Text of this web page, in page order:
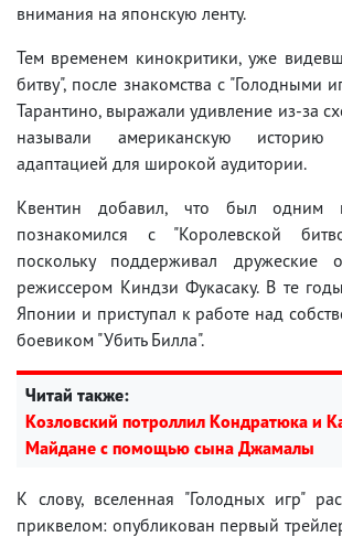
внимания на японскую ленту.
Тем временем кинокритики, уже
битву", после знакомства с "Голодными
Тарантино, выражали удивление из-за
называли американскую
адаптацией для широкой аудитории.
Квентин добавил, что был одним
познакомился с "Королевской
поскольку поддерживал дружеские
режиссером Киндзи Фукасаку. В те
Японии и приступал к работе над
боевиком "Убить Билла".
Читай также:
Козловский потроллил Кондратюка и
Майдане с помощью сына Джамалы
К слову, вселенная "Голодных игр"
приквелом: опубликован первый